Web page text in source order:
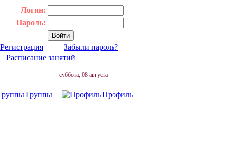
Логин:
Пароль:
Регистрация
Забыли пароль?
Расписание занятий
суббота, 08 августа
Группы Профиль